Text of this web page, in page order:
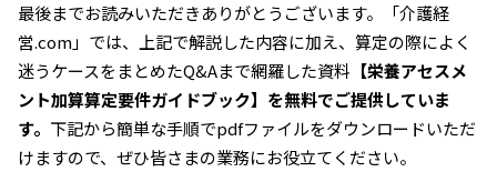
最後までお読みいただきありがとうございます。「介護経
営.com」では、上記で解説した内容に加え、算定の際によく
迷うケースをまとめたQ&Aまで網羅した資料 【栄養アセスメ
ント加算算定要件ガイドブック】を無料でご提供していま
す。 下記から簡単な手順でpdfファイルをダウンロードいただ
けますので、ぜひ皆さまの業務にお役立てください。